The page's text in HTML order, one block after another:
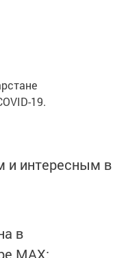
19.
и интересным в
в
MАХ: